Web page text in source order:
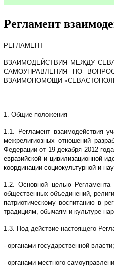
Регламент
РЕГЛАМЕНТ
ВЗАИМОДЕЙСТВИЯ МЕЖДУ
САМОУПРАВЛЕНИЯ ПО
ВЗАИМОПОМОЩИ
1. Общие положения
1.1. Регламент взаимодействия
межрелигиозных отношений
Федерации от 19 декабря 2012
евразийской и цивилизационной
координации социокультурной и
1.2.Основной целью Регламента
общественных объединений,
патриотическому воспитанию в
традициям, обычаям и культуре
1.3. Под действие настоящего
- органами государственной власти;
- органами местного